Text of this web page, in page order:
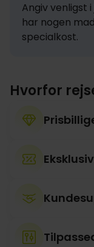
Angiv venligst
har nogen
specialkost.
Hvorfor